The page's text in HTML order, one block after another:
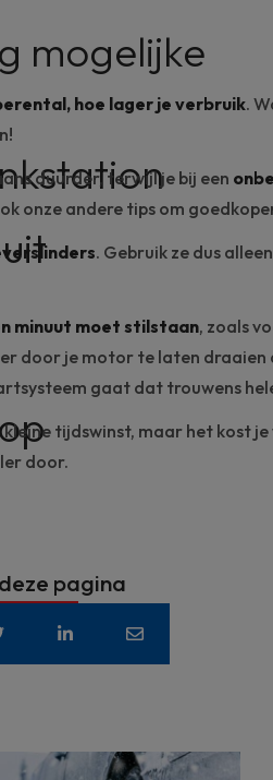
mogelijke
hoe lager je verbruik.
duurder, terwijl je bij een
onze andere tips om
. Gebruik ze dus
minuut moet stilstaan, zoals
door je motor te laten draaien
gaat dat trouwens
tijdswinst, maar het kost je
door.
pagina